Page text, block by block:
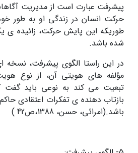
پیشرفت عبارت است از مدیریت
حرکت انسان در زندگی او به طور
طوریکه این پایش حرکت، زائیده
شده باشد.
در این راستا الگوی پیشرفت،
مؤلفه های هویتی آن، از نوع
تبعیت می کند به نوعی باید گفت
بازتاب دهنده ی تفکرات اعتقادی
باشد.(امرائی، حسن، 1388،ص42 )